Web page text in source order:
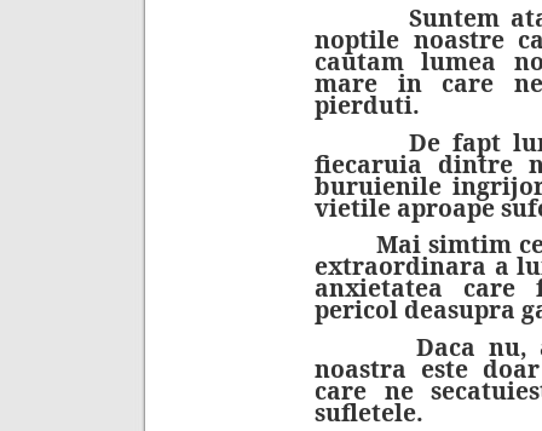
Suntem atat
noptile noastre
cautam lumea
mare in care
pierduti.
De fapt
fiecaruia dintre
buruienile
vietile aproape
Mai simtim
extraordinara a
anxietatea care
pericol deasupra
Daca nu,
noastra este
care ne
sufletele.